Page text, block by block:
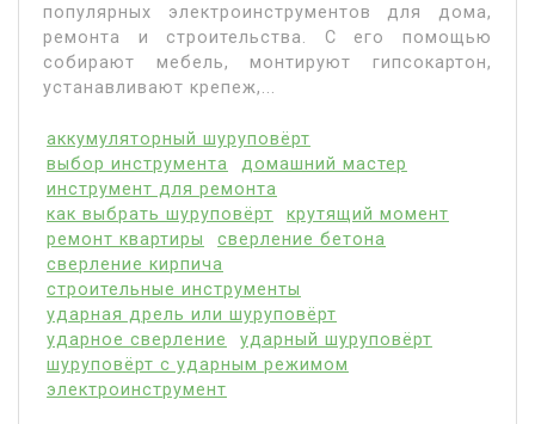
популярных электроинструментов для дома,
ремонта и строительства. С его помощью
собирают мебель, монтируют гипсокартон,
устанавливают крепеж,...
аккумуляторный шуруповёрт
выбор инструмента
домашний мастер
инструмент для ремонта
как выбрать шуруповёрт
крутящий момент
ремонт квартиры
сверление бетона
сверление кирпича
строительные инструменты
ударная дрель или шуруповёрт
ударное сверление
ударный шуруповёрт
шуруповёрт с ударным режимом
электроинструмент